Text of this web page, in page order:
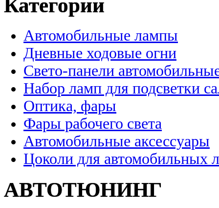
Категории
Автомобильные лампы
Дневные ходовые огни
Свето-панели
Набор ламп для подсветки
Оптика, фары
Фары рабочего света
Автомобильные аксессуары
Цоколи для автомобильных
АВТОТЮНИНГ